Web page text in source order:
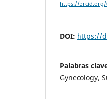
https://orcid.org/
DOI: https://
Palabras
Gynecology,